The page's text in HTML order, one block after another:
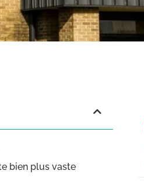
bien plus vaste